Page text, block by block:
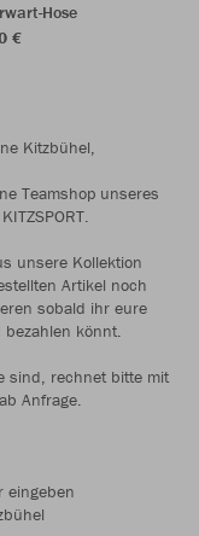
Hose
€
Kitzbühel,
Teamshop unseres
unsere Kollektion
Artikel noch
sobald ihr eure
könnt.
sind, rechnet bitte mit
Anfrage.
eingeben